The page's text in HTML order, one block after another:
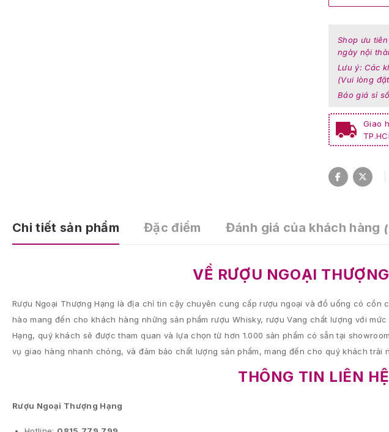
Shop ưu
ngày nội
Lưu ý: Các
(Vui lòng
Báo giá sỉ
Giao
Chi tiết sản phẩm Đặc điểm Đánh giá của khách hàng
VỀ RƯỢU NGOẠI
Rượu Ngoại Thượng Hạng là địa chỉ tin cậy chuyên cung cấp rượu ngoại và đồ uống có cồn
hào mang đến cho khách hàng những sản phẩm rượu Whisky, rượu Vang chất lượng với
Hạng, quý khách sẽ được tham quan và lựa chọn từ hơn 1.000 sản phẩm có sẵn tại
vụ giao hàng nhanh chóng, và đảm bảo chất lượng sản phẩm, mang đến cho quý khách trải
THÔNG TIN LIÊN
Rượu Ngoại Thượng Hạng